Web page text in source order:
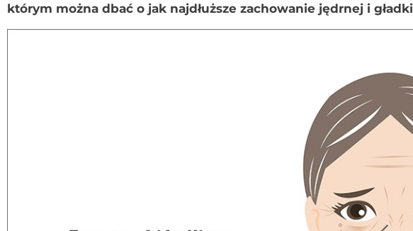
którym można dbać o jak najdłuższe zachowanie jędrnej i